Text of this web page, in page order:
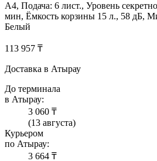
A4, Подача: 6 лист., Уровень
мин, Ёмкость корзины 15 л., 58 дБ,
Белый
113 957 ₸
Доставка в Атырау
До терминала
в Атырау:
3 060 ₸
(13 августа)
Курьером
по Атырау:
3 664 ₸